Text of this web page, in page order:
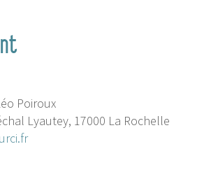
Poiroux
Lyautey, 17000 La Rochelle